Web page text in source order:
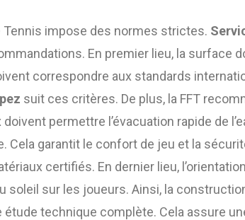
Tennis impose des normes strictes.
En premier lieu, la surface
correspondre aux standards
suit ces critères. De plus, la FFT
permettre l’évacuation rapide de
Cela garantit le confort de jeu et la
certifiés. En dernier lieu,
soleil sur les joueurs. Ainsi, la
étude technique complète. Cela assure